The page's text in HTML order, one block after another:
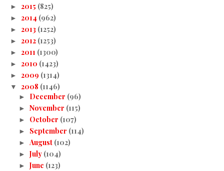
► 2015 (825)
► 2014 (962)
► 2013 (1252)
► 2012 (1253)
► 2011 (1300)
► 2010 (1423)
► 2009 (1314)
▼ 2008 (1146)
► December (96)
► November (115)
► October (107)
► September (114)
► August (102)
► July (104)
► June (123)